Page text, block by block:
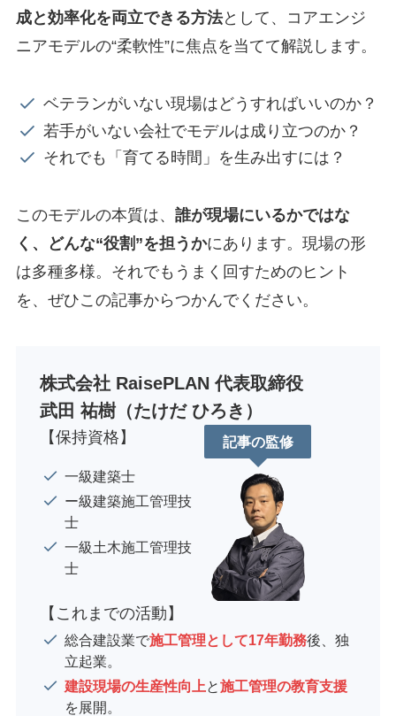
成と効率化を両立できる方法として、コアエンジ
ニアモデルの“柔軟性”に焦点を当てて解説します。
ベテランがいない現場はどうすればいいのか？
若手がいない会社でモデルは成り立つのか？
それでも「育てる時間」を生み出すには？
このモデルの本質は、 誰が現場にいるかではな
く、どんな“役割”を担うかにあります。現場の形
は多種多様。それでもうまく回すためのヒント
を、ぜひこの記事からつかんでください。
株式会社 RaisePLAN 代表取締役
武田 祐樹（たけだ ひろき）
【保持資格】
一級建築士
ー級建築施工管理技
士
一級土木施工管理技
士
記事の監修
【これまでの活動】
総合建設業で施工管理として17年勤務後、独
立起業。
建設現場の生産性向上と施工管理の教育支援
を展開。